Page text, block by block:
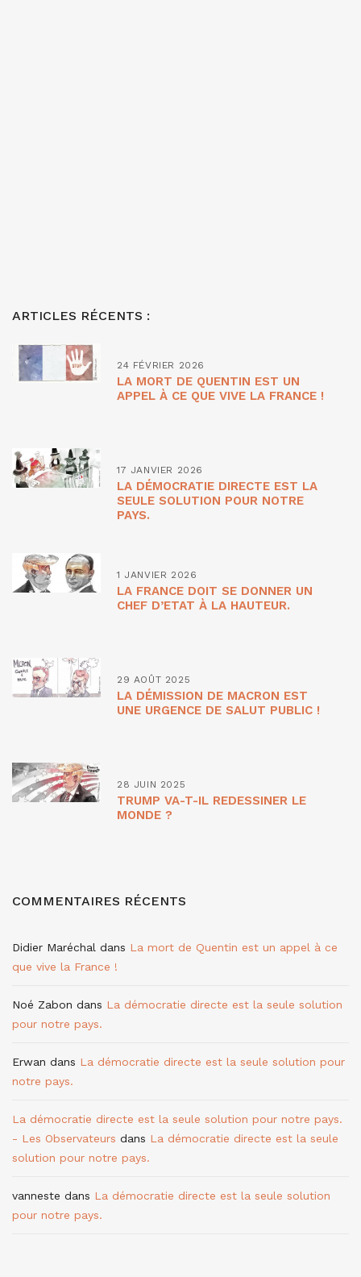
ARTICLES RÉCENTS :
24 FÉVRIER 2026
LA MORT DE QUENTIN EST UN
APPEL À CE QUE VIVE LA FRANCE !
17 JANVIER 2026
LA DÉMOCRATIE DIRECTE EST LA
SEULE SOLUTION POUR NOTRE
PAYS.
1 JANVIER 2026
LA FRANCE DOIT SE DONNER UN
CHEF D’ETAT À LA HAUTEUR.
29 AOÛT 2025
LA DÉMISSION DE MACRON EST
UNE URGENCE DE SALUT PUBLIC !
28 JUIN 2025
TRUMP VA-T-IL REDESSINER LE
MONDE ?
COMMENTAIRES RÉCENTS
Didier Maréchal dans La mort de Quentin est un appel à ce
que vive la France !
Noé Zabon dans La démocratie directe est la seule solution
pour notre pays.
Erwan dans La démocratie directe est la seule solution pour
notre pays.
La démocratie directe est la seule solution pour notre pays.
- Les Observateurs dans La démocratie directe est la seule
solution pour notre pays.
vanneste dans La démocratie directe est la seule solution
pour notre pays.